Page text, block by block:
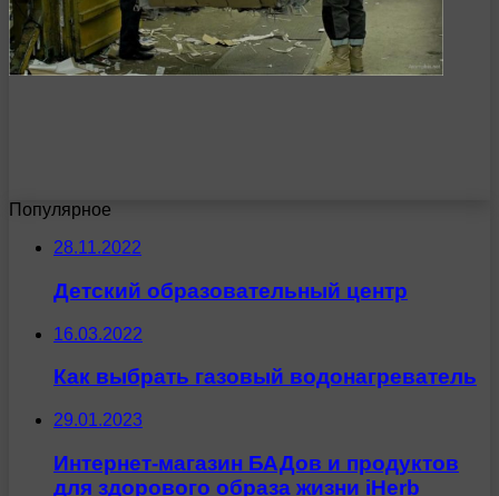
Популярное
28.11.2022
Детский образовательный центр
16.03.2022
Как выбрать газовый водонагреватель
29.01.2023
Интернет-магазин БАДов и продуктов
для здорового образа жизни iHerb